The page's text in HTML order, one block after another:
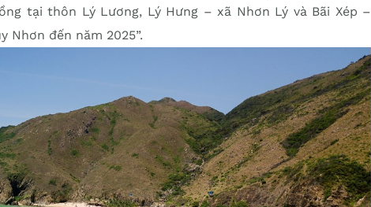
tại thôn Lý Lương, Lý Hưng – xã Nhơn Lý và Bãi Xép –
Nhơn đến năm 2025”.